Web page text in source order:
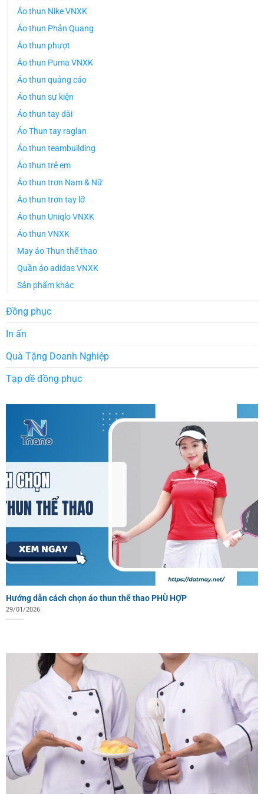
Áo thun Nike VNXK
Áo thun Phản Quang
Áo thun phượt
Áo thun Puma VNXK
Áo thun quảng cáo
Áo thun sự kiện
Áo thun tay dài
Áo Thun tay raglan
Áo thun teambuilding
Áo thun trẻ em
Áo thun trơn Nam & Nữ
Áo thun trơn tay lỡ
Áo thun Uniqlo VNXK
Áo thun VNXK
May áo Thun thể thao
Quần áo adidas VNXK
Sản phẩm khác
Đồng phục
In ấn
Quà Tặng Doanh Nghiệp
Tạp dề đồng phục
Hướng dẫn cách chọn áo thun thể thao PHÙ HỢP
29/01/2026